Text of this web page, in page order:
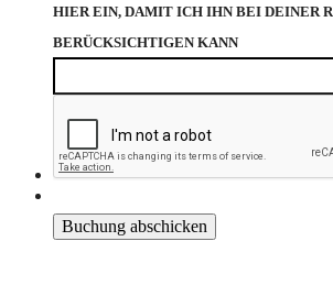
HIER EIN, DAMIT ICH IHN BEI DEINER
BERÜCKSICHTIGEN KANN